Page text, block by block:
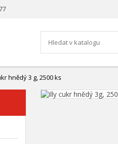
hnědý 3 g, 2500 ks